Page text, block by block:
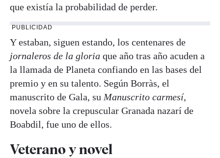
que existía la probabilidad de perder.
PUBLICIDAD
Y estaban, siguen estando, los centenares de
jornaleros de la gloria que año tras año acuden a
la llamada de Planeta confiando en las bases del
premio y en su talento. Según Borràs, el
manuscrito de Gala, su Manuscrito carmesí,
novela sobre la crepuscular Granada nazarí de
Boabdil, fue uno de ellos.
Veterano y novel